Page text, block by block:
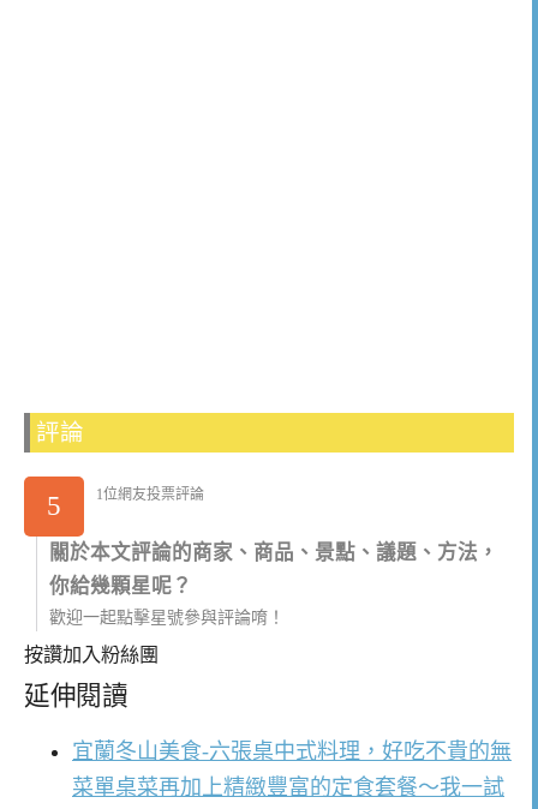
評論
5 1位網友投票評論
關於本文評論的商家、商品、景點、議題、方法，
你給幾顆星呢？
歡迎一起點擊星號參與評論唷！
按讚加入粉絲團
延伸閱讀
宜蘭冬山美食-六張桌中式料理，好吃不貴的無
菜單桌菜再加上精緻豐富的定食套餐～我一試